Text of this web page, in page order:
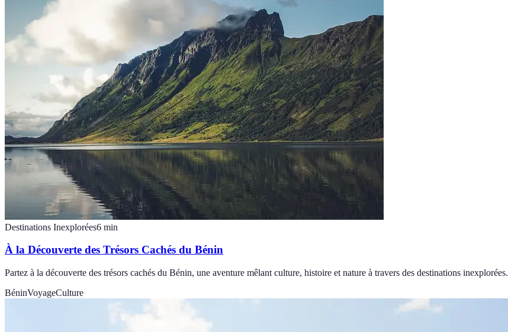
Destinations Inexplorées6 min
À la Découverte des Trésors Cachés du Bénin
Partez à la découverte des trésors cachés du Bénin, une aventure mêlant culture, histoire et nature à travers des destinations inexplorées.
BéninVoyageCulture